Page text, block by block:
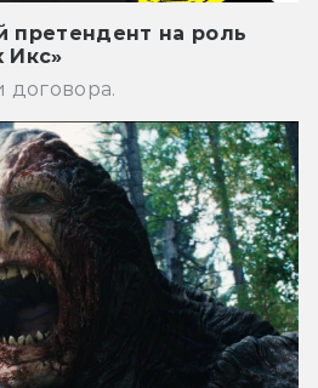
претендент на роль
Икс»
договора.